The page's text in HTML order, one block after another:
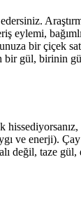
eylemi,
bir çiçek
bir gül, birinin
ve enerji).
değil, taze gül,